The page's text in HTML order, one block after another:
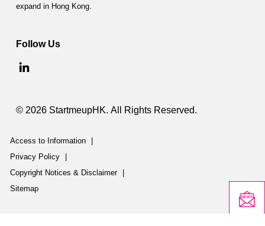
expand in Hong Kong.
Follow Us
© 2026 StartmeupHK. All Rights Reserved.
Access to Information
Privacy Policy
Copyright Notices & Disclaimer
Sitemap